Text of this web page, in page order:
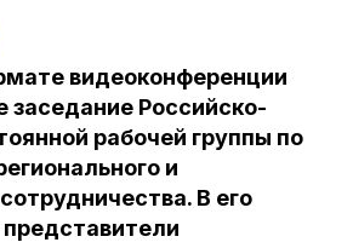
видеоконференции
заседание Российско-
рабочей группы по
и
В его